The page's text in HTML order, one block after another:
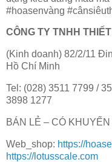
#hoasenvàng
CÔNG TY TNHH
(Kinh doanh) 82/2/11
Hồ Chí Minh
Tel: (028) 3511 7799 /
3898 1277
BÁN LẺ – CÓ KHUYẾN
Web_shop: https://
https://lotusscale.com